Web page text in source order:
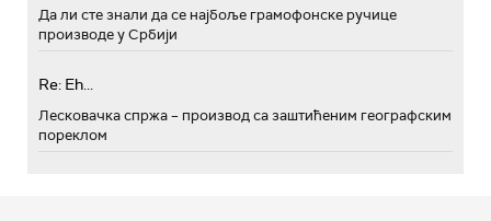
Да ли сте знали да се најбоље грамофонске ручице
производе у Србији
Re: Eh...
Лесковачка спржа – производ са заштићеним географским
пореклом